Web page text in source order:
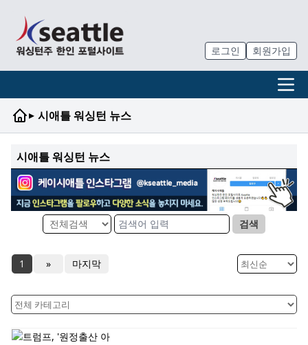
로그인 회원가입
▸ 시애틀 워싱턴 뉴스
시애틀 워싱턴 뉴스
검색
1 » 마지막